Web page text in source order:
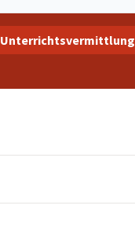
Unterrichtsvermittlung